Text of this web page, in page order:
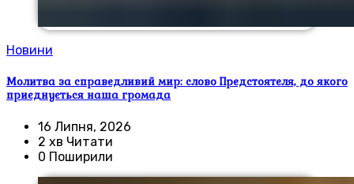
Новини
Молитва за справедливий мир: слово Предстоятеля, до якого
приєднується наша громада
16 Липня, 2026
2 хв Читати
0 Поширили